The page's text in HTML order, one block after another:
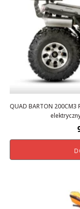
QUAD BARTON 200CM3